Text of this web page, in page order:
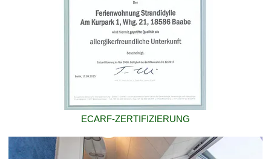
ECARF-ZERTIFIZIERUNG